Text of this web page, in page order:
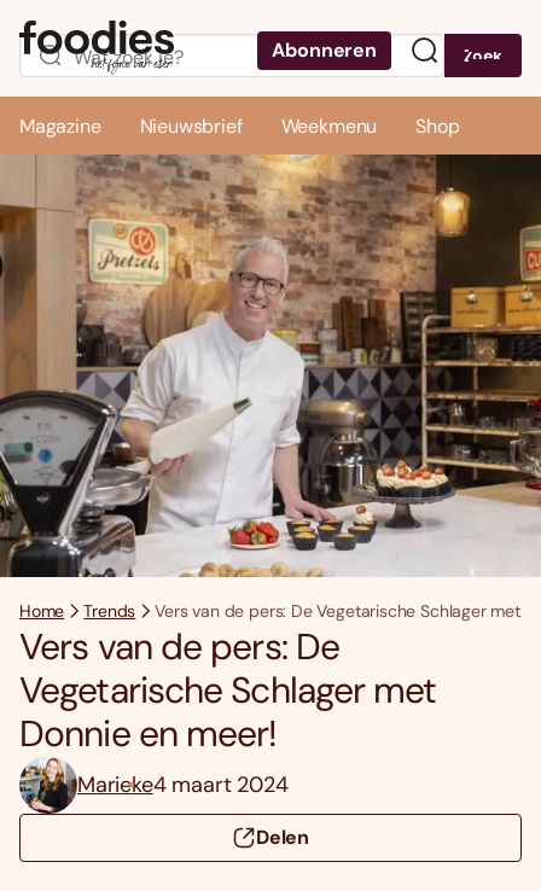
Abonneren Zoek
Magazine Nieuwsbrief Weekmenu Shop
Home Trends Vers van de pers: De Vegetarische Schlager met
Vers van de pers: De
Vegetarische Schlager met
Donnie en meer!
Marieke4 maart 2024
Delen